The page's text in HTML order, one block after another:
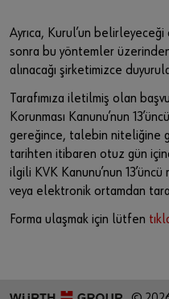
Ayrıca, Kurul’un
sonra bu yöntemler
alınacağı şirketimizce
Tarafımıza iletilmiş olan
Korunması Kanunu’nun
gereğince, talebin niteliğine
tarihten itibaren otuz gün
ilgili KVK Kanunu’nun
veya elektronik ortamdan
Forma ulaşmak için lütfen